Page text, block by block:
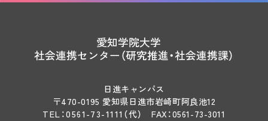
愛知学院大学
社会連携センター（研究推進・社会連携課）
日進キャンパス
〒470-0195 愛知県日進市岩崎町阿良池12
TEL：0561-73-1111 （代）
FAX：0561-73-3011